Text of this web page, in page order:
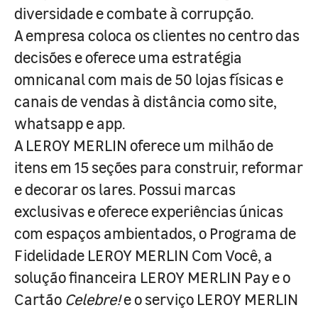
diversidade e combate à corrupção.
A empresa coloca os clientes no centro das
decisões e oferece uma estratégia
omnicanal com mais de 50 lojas físicas e
canais de vendas à distância como site,
whatsapp e app.
A LEROY MERLIN oferece um milhão de
itens em 15 seções para construir, reformar
e decorar os lares. Possui marcas
exclusivas e oferece experiências únicas
com espaços ambientados, o Programa de
Fidelidade LEROY MERLIN Com Você, a
solução financeira LEROY MERLIN Pay e o
Cartão Celebre!e o serviço LEROY MERLIN